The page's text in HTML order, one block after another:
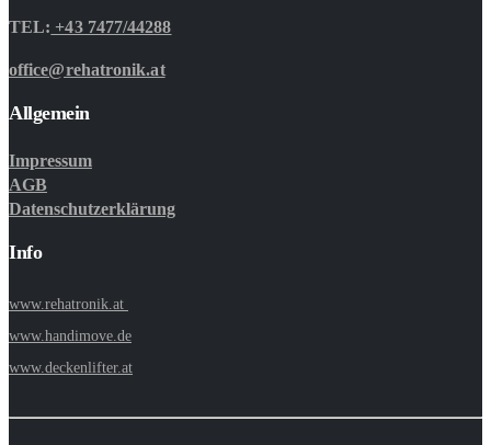
TEL: +43 7477/44288
office@rehatronik.at
Allgemein
Impressum
AGB
Datenschutzerklärung
Info
www.rehatronik.at
www.handimove.de
www.deckenlifter.at